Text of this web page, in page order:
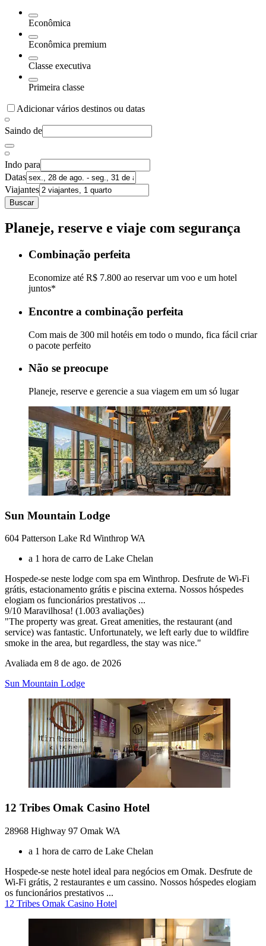
Econômica
Econômica premium
Classe executiva
Primeira classe
Adicionar vários destinos ou datas
Saindo de
Indo para
Datas
Viajantes
Buscar
Planeje, reserve e viaje com segurança
Combinação perfeita
Economize até R$ 7.800 ao reservar um voo e um hotel
juntos*
Encontre a combinação perfeita
Com mais de 300 mil hotéis em todo o mundo, fica fácil criar
o pacote perfeito
Não se preocupe
Planeje, reserve e gerencie a sua viagem em um só lugar
Sun Mountain Lodge
604 Patterson Lake Rd Winthrop WA
a 1 hora de carro de Lake Chelan
Hospede-se neste lodge com spa em Winthrop. Desfrute de Wi-Fi
grátis, estacionamento grátis e piscina externa. Nossos hóspedes
elogiam os funcionários prestativos ...
9/10 Maravilhosa! (1.003 avaliações)
"The property was great. Great amenities, the restaurant (and
service) was fantastic. Unfortunately, we left early due to wildfire
smoke in the area, but regardless, the stay was nice."
Avaliada em 8 de ago. de 2026
Sun Mountain Lodge
12 Tribes Omak Casino Hotel
28968 Highway 97 Omak WA
a 1 hora de carro de Lake Chelan
Hospede-se neste hotel ideal para negócios em Omak. Desfrute de
Wi-Fi grátis, 2 restaurantes e um cassino. Nossos hóspedes elogiam
os funcionários prestativos ...
12 Tribes Omak Casino Hotel